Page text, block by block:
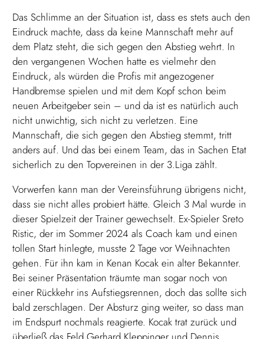
Das Schlimme an der Situation ist, dass es stets auch den
Eindruck machte, dass da keine Mannschaft mehr auf
dem Platz steht, die sich gegen den Abstieg wehrt. In
den vergangenen Wochen hatte es vielmehr den
Eindruck, als würden die Profis mit angezogener
Handbremse spielen und mit dem Kopf schon beim
neuen Arbeitgeber sein – und da ist es natürlich auch
nicht unwichtig, sich nicht zu verletzen. Eine
Mannschaft, die sich gegen den Abstieg stemmt, tritt
anders auf. Und das bei einem Team, das in Sachen Etat
sicherlich zu den Topvereinen in der 3.Liga zählt.
Vorwerfen kann man der Vereinsführung übrigens nicht,
dass sie nicht alles probiert hätte. Gleich 3 Mal wurde in
dieser Spielzeit der Trainer gewechselt. Ex-Spieler Sreto
Ristic, der im Sommer 2024 als Coach kam und einen
tollen Start hinlegte, musste 2 Tage vor Weihnachten
gehen. Für ihn kam in Kenan Kocak ein alter Bekannter.
Bei seiner Präsentation träumte man sogar noch von
einer Rückkehr ins Aufstiegsrennen, doch das sollte sich
bald zerschlagen. Der Absturz ging weiter, so dass man
im Endspurt nochmals reagierte. Kocak trat zurück und